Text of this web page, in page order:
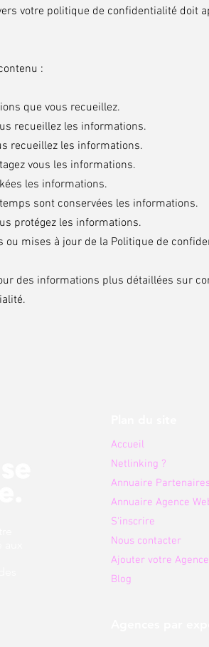
votre politique de confidentialité doit
:
que vous recueillez.
recueillez les informations.
recueillez les informations.
vous les informations.
les informations.
sont conservées les informations.
protégez les informations.
ou mises à jour de la Politique de
des informations plus détaillées sur
Accueil
Netlinking ?
Annuaire
Annuaire Agence
S'inscrire
Nous contacter
Ajouter votre Agence
Blog